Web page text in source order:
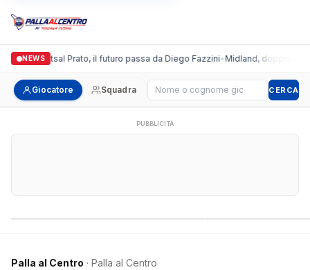
NEWS
Futsal Prato, il futuro passa da Diego Fazzini•Midland, doppio colpo
Giocatore Squadra Cerca giocatore CERCA
PUBBLICITÀ
Palla al Centro · Palla al Centro